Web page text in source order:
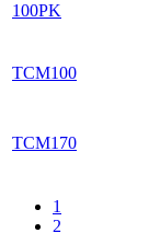
100PK
NORLOC2-5-AS-
100PK